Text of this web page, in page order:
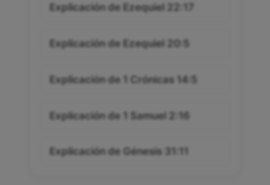
Explicación de Ezequiel 22:17
Explicación de Ezequiel 20:5
Explicación de 1 Crónicas 14:5
Explicación de 1 Samuel 2:16
Explicación de Génesis 31:11